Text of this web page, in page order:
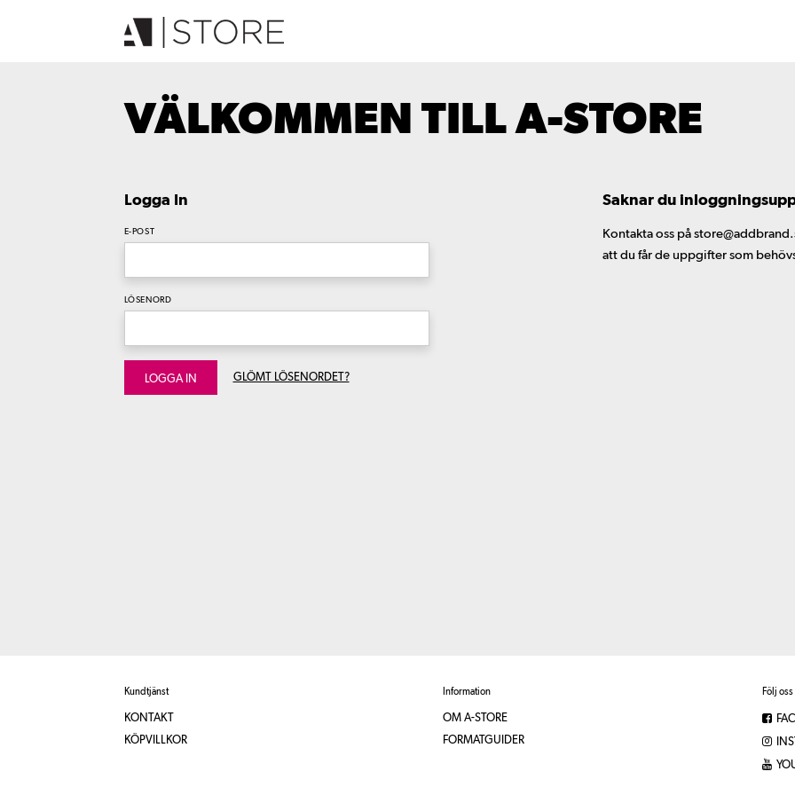
VÄLKOMMEN TILL A-STORE
Logga In
E-POST
LÖSENORD
LOGGA IN GLÖMT LÖSENORDET?
Saknar du
Kontakta oss på
att du får de uppgifter som
Kundtjänst
KONTAKT
KÖPVILLKOR
Information
OM A-STORE
FORMATGUIDER
Följ oss